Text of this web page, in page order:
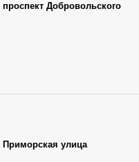
проспект Добровольского
Приморская улица